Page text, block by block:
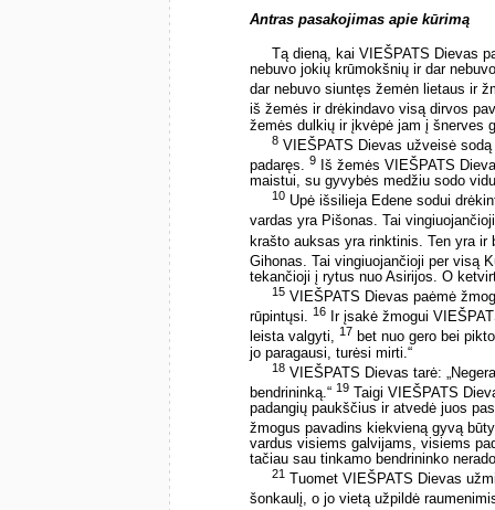
Antras pasakojimas apie kūrimą
Tą dieną, kai VIEŠPATS Dievas
nebuvo jokių krūmokšnių ir dar
dar nebuvo siuntęs žemėn lietaus ir
iš žemės ir drėkindavo visą dirvos
žemės dulkių ir įkvėpė jam į šnerves
8 VIEŠPATS Dievas užveisė
padaręs. 9 Iš žemės VIEŠPATS
maistui, su gyvybės medžiu sodo
10 Upė išsilieja Edene sodui
vardas yra Pišonas. Tai
krašto auksas yra rinktinis. Ten yra
Gihonas. Tai vingiuojančioji per visą
tekančioji į rytus nuo Asirijos. O
15 VIEŠPATS Dievas paėmė
rūpintųsi. 16 Ir įsakė žmogui
leista valgyti, 17 bet nuo gero bei
jo paragausi, turėsi mirti.“
18 VIEŠPATS Dievas tarė:
bendrininką.“ 19 Taigi VIEŠPATS
padangių paukščius ir atvedė juos
žmogus pavadins kiekvieną gyvą
vardus visiems galvijams, visiems
tačiau sau tinkamo bendrininko
21
Tuomet VIEŠPATS Dievas
šonkaulį, o jo vietą užpildė